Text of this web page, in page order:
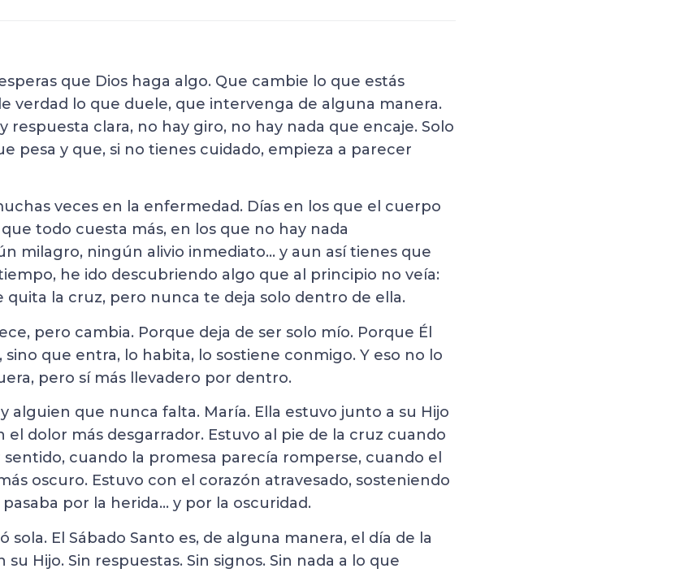
que Dios haga algo. Que cambie lo que estás
verdad lo que duele, que intervenga de alguna manera.
respuesta clara, no hay giro, no hay nada que encaje. Solo
pesa y que, si no tienes cuidado, empieza a parecer
veces en la enfermedad. Días en los que el cuerpo
todo cuesta más, en los que no hay nada
milagro, ningún alivio inmediato… y aun así tienes que
he ido descubriendo algo que al principio no veía:
quita la cruz, pero nunca te deja solo dentro de ella.
pero cambia. Porque deja de ser solo mío. Porque Él
sino que entra, lo habita, lo sostiene conmigo. Y eso no lo
pero sí más llevadero por dentro.
alguien que nunca falta. María. Ella estuvo junto a su Hijo
el dolor más desgarrador. Estuvo al pie de la cruz cuando
cuando la promesa parecía romperse, cuando el
oscuro. Estuvo con el corazón atravesado, sosteniendo
por la herida… y por la oscuridad.
sola. El Sábado Santo es, de alguna manera, el día de la
su Hijo. Sin respuestas. Sin signos. Sin nada a lo que